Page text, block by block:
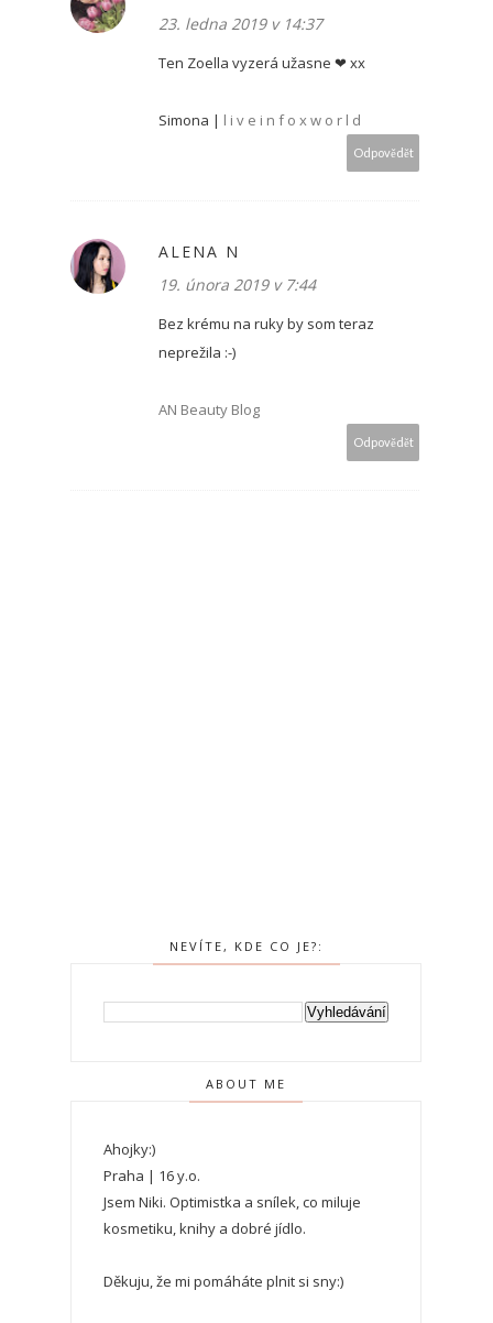
23. ledna 2019 v 14:37
Ten Zoella vyzerá užasne ❤ xx
Simona | l i v e i n f o x w o r l d
Odpovědět
ALENA N
19. února 2019 v 7:44
Bez krému na ruky by som teraz
neprežila :-)
AN Beauty Blog
Odpovědět
NEVÍTE, KDE CO JE?:
ABOUT ME
Ahojky:)
Praha | 16 y.o.
Jsem Niki. Optimistka a snílek, co miluje
kosmetiku, knihy a dobré jídlo.
Děkuju, že mi pomáháte plnit si sny:)